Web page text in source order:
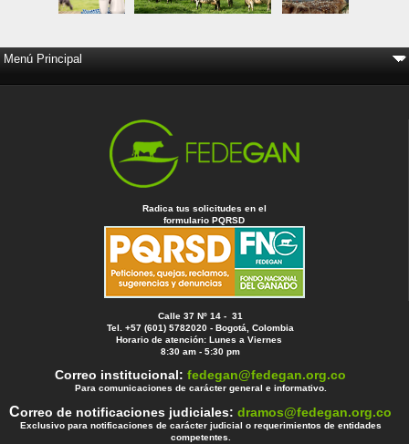
Radica tus solicitudes en el
formulario PQRSD
Calle 37 Nº 14 - 31
Tel. +57 (601) 5782020 - Bogotá, Colombia
Horario de atención: Lunes a Viernes
8:30 am - 5:30 pm
Correo institucional:fedegan@fedegan.org.co
Para comunicaciones de carácter general e informativo.
Correo de notificaciones judiciales:dramos@fedegan.org.co
Exclusivo para notificaciones de carácter judicial o requerimientos de entidades
competentes.